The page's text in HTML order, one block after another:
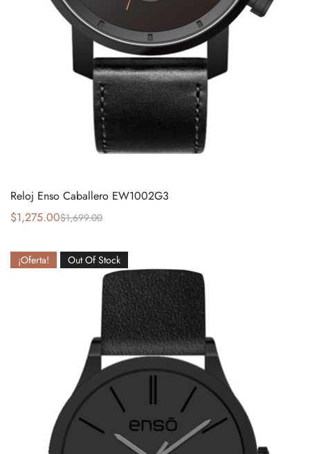
Reloj Enso Caballero EW1002G3
$1,699.00
$1,275.00
¡Oferta! Out Of Stock